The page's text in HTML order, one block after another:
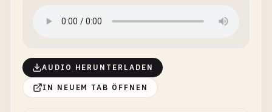
AUDIO HERUNTERLADEN
IN NEUEM TAB ÖFFNEN